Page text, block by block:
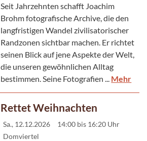
Seit Jahrzehnten schafft Joachim
Brohm fotografische Archive, die den
langfristigen Wandel zivilisatorischer
Randzonen sichtbar machen. Er richtet
seinen Blick auf jene Aspekte der Welt,
die unseren gewöhnlichen Alltag
bestimmen. Seine Fotografien ... Mehr
Rettet Weihnachten
Sa., 12.12.2026
14:00 bis 16:20 Uhr
Domviertel